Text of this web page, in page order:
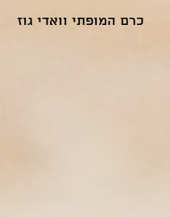
כרם המופתי וואדי גוז